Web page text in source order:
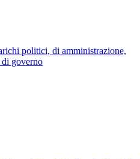
politici, di amministrazione,
governo